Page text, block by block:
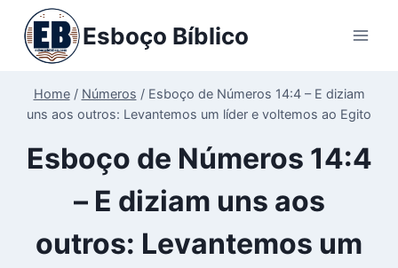
Pular
para
Esboço Bíblico
Home / Números / Esboço de Números 14:4 – E diziam
uns aos outros: Levantemos um líder e voltemos ao Egito
Esboço de Números 14:4
– E diziam uns aos
outros: Levantemos um